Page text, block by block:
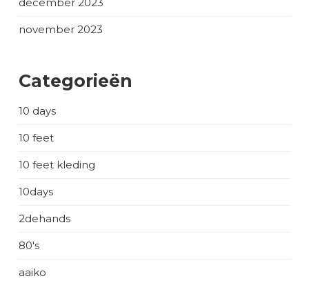
november 2023
Categorieën
10 days
10 feet
10 feet kleding
10days
2dehands
80's
aaiko